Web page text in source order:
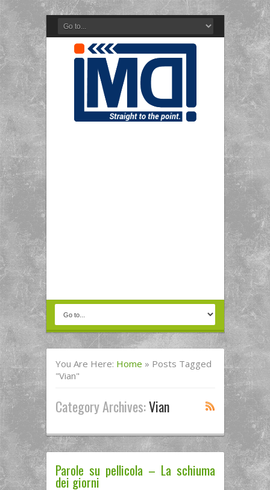
You Are Here: Home » Posts Tagged
"vian"
Category Archives:Vian
Parole su pellicola – La schiuma
dei giorni